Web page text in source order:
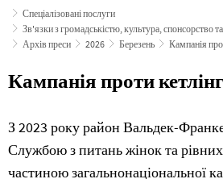
Спеціалізовані послуги
Зв'язки з громадськістю, культура, спонсорство
Архів преси
2026 Березень Кампанія
Кампанія проти
З 2023 року район Вальдек-
Службою з питань жінок та
частиною загальнонаціональної